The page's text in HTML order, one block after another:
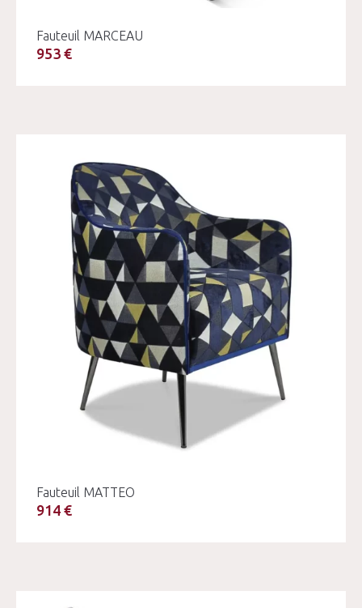
Fauteuil MARCEAU
953 €
Fauteuil MATTEO
914 €